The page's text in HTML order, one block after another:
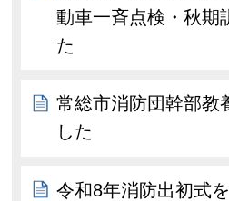
動車一斉点検・秋期
た
常総市消防団幹部教
した
令和8年消防出初式